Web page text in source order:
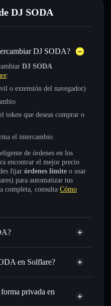
DJ SODA
DJ SODA?
DJ SODA
:
o extensión del navegador)
token que deseas comprar o
el intercambio
de órdenes en los
encontrar el mejor precio
fijar órdenes límite o usar
para automatizar tus
completa, consulta Cómo
en Solflare?
con DJ SODA para SOL,
de Solana con enrutamiento
privada en